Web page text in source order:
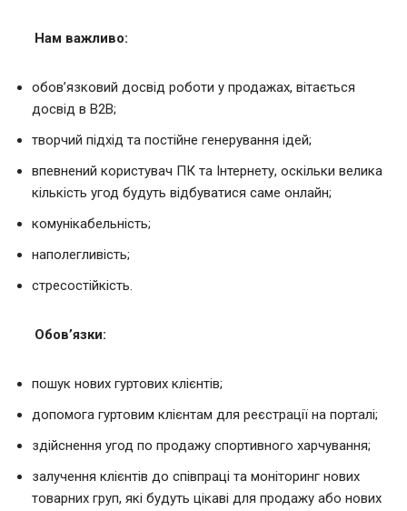
Нам важливо:
обов’язковий досвід роботи у продажах, вітається
досвід в B2B;
творчий підхід та постійне генерування ідей;
впевнений користувач ПК та Інтернету, оскільки велика
кількість угод будуть відбуватися саме онлайн;
комунікабельність;
наполегливість;
стресостійкість.
Обов’язки:
пошук нових гуртових клієнтів;
допомога гуртовим клієнтам для реєстрації на порталі;
здійснення угод по продажу спортивного харчування;
залучення клієнтів до співпраці та моніторинг нових
товарних груп, які будуть цікаві для продажу або нових